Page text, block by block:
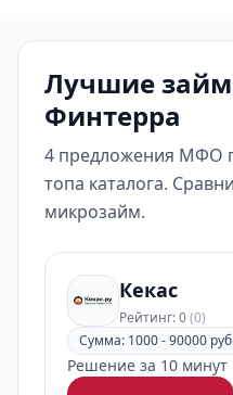
Лучшие
Финтерра
4 предложения МФО
топа каталога.
микрозайм.
Кекас
Рейтинг: 0(0)
Сумма: 1000 - 90000
Решение за 10 минут